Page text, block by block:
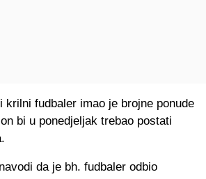
krilni fudbaler imao je brojne ponude
bi u ponedjeljak trebao postati
da je bh. fudbaler odbio